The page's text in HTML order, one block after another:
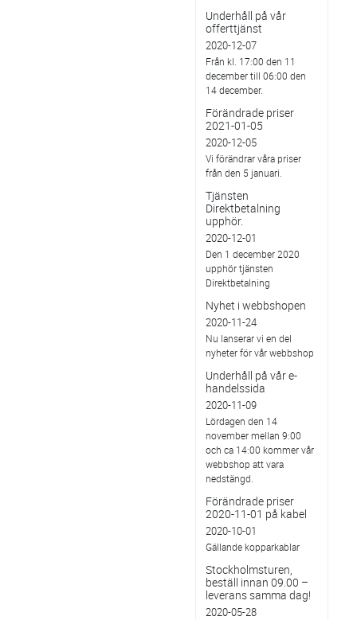
Underhåll på vår
offerttjänst
2020-12-07
Från kl. 17:00 den 11
december till 06:00 den
14 december.
Förändrade priser
2021-01-05
2020-12-05
Vi förändrar våra priser
från den 5 januari.
Tjänsten
Direktbetalning
upphör.
2020-12-01
Den 1 december 2020
upphör tjänsten
Direktbetalning
Nyhet i webbshopen
2020-11-24
Nu lanserar vi en del
nyheter för vår webbshop
Underhåll på vår e-
handelssida
2020-11-09
Lördagen den 14
november mellan 9:00
och ca 14:00 kommer vår
webbshop att vara
nedstängd.
Förändrade priser
2020-11-01 på kabel
2020-10-01
Gällande kopparkablar
Stockholmsturen,
beställ innan 09.00 –
leverans samma dag!
2020-05-28